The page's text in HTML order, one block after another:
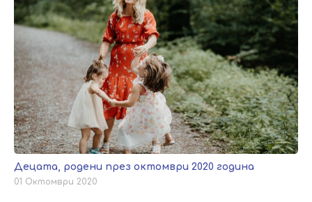
Децата, родени през октомври 2020 година
01 Октомври 2020